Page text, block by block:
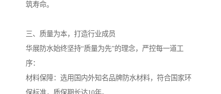
筑寿命。
三、质量为本，打造行业成员
华展防水始终坚持“质量为先”的理念，严控每一道工
序：
材料保障：选用国内外知名品牌防水材料，符合国家环